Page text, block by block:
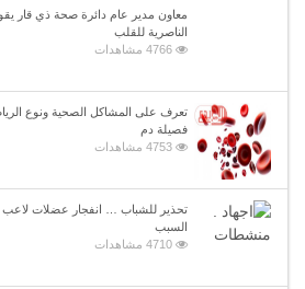
معاون مدير عام دائرة صحة ذي قار
الناصرية للقلب
4766 مشاهدات
تعرف على المشاكل الصحية ونوع
فصيلة دم
4753 مشاهدات
تحذير للشباب … انفجار عضلات
السبب
4710 مشاهدات